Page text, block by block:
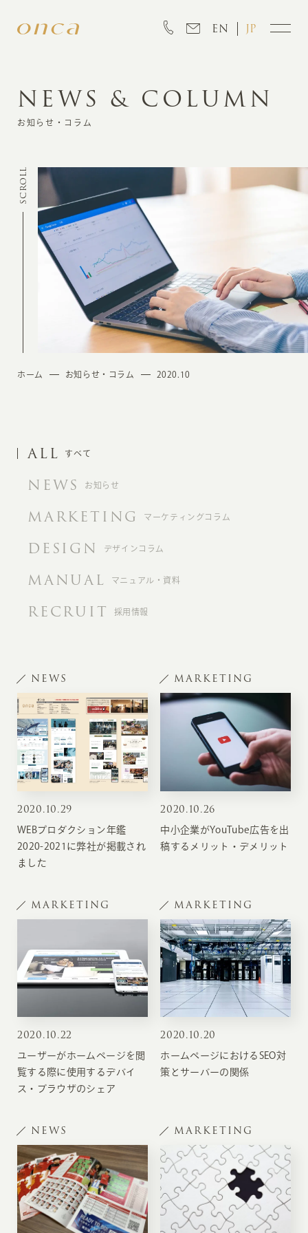
EN JP
INFORMATION
CREATION
MARKETING
NEWS & COLUMN
お知らせ・コラム
SCROLL
ホーム お知らせ・コラム 2020.10
ALL すべて
NEWS お知らせ
MARKETING マーケティングコラム
DESIGN デザインコラム
MANUAL マニュアル・資料
RECRUIT 採用情報
NEWS
2020.10.29
WEBプロダクション年鑑
2020-2021に弊社が掲載され
ました
MARKETING
2020.10.26
中小企業がYouTube広告を出
稿するメリット・デメリット
MARKETING
2020.10.22
ユーザーがホームページを閲
覧する際に使用するデバイ
ス・ブラウザのシェア
MARKETING
2020.10.20
ホームページにおけるSEO対
策とサーバーの関係
NEWS MARKETING